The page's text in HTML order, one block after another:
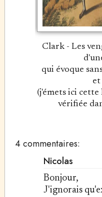
Clark - Les
qui évoque
(j'émets ici cette
vérifiée
4 commentaires:
Nicolas
Bonjour,
J'ignorais